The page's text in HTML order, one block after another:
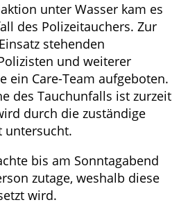
unter Wasser kam es
des Polizeitauchers. Zur
stehenden
und weiterer
ein Care-Team aufgeboten.
des Tauchunfalls ist zurzeit
durch die zuständige
untersucht.
bis am Sonntagabend
zutage, weshalb diese
wird.